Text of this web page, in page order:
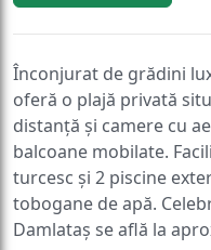
Înconjurat de grădini
oferă o plajă privată
distanță și camere cu
balcoane mobilate.
turcesc și 2 piscine
tobogane de apă.
Damlataş se află la